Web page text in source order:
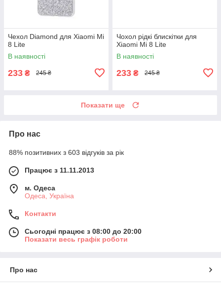
Чехол Diamond для Xiaomi Mi
8 Lite
В наявності
233 ₴ 245 ₴
Чохол рідкі блискітки для
Xiaomi Mi 8 Lite
В наявності
233 ₴ 245 ₴
Показати ще
Про нас
88% позитивних з 603 відгуків за рік
Працює з 11.11.2013
м. Одеса
Одеса, Україна
Контакти
Сьогодні працює з 08:00 до 20:00
Показати весь графік роботи
Про нас